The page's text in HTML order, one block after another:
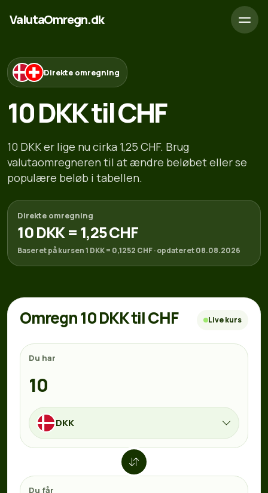
ValutaOmregn.dk
Direkte omregning
10 DKK til CHF
10 DKK er lige nu cirka 1,25 CHF. Brug
valutaomregneren til at ændre beløbet eller se
populære beløb i tabellen.
Direkte omregning
10 DKK = 1,25 CHF
Baseret på kursen 1 DKK = 0,1252 CHF · opdateret 08.08.2026
Omregn 10 DKK til CHF Live kurs
Du har
DKK
Du får